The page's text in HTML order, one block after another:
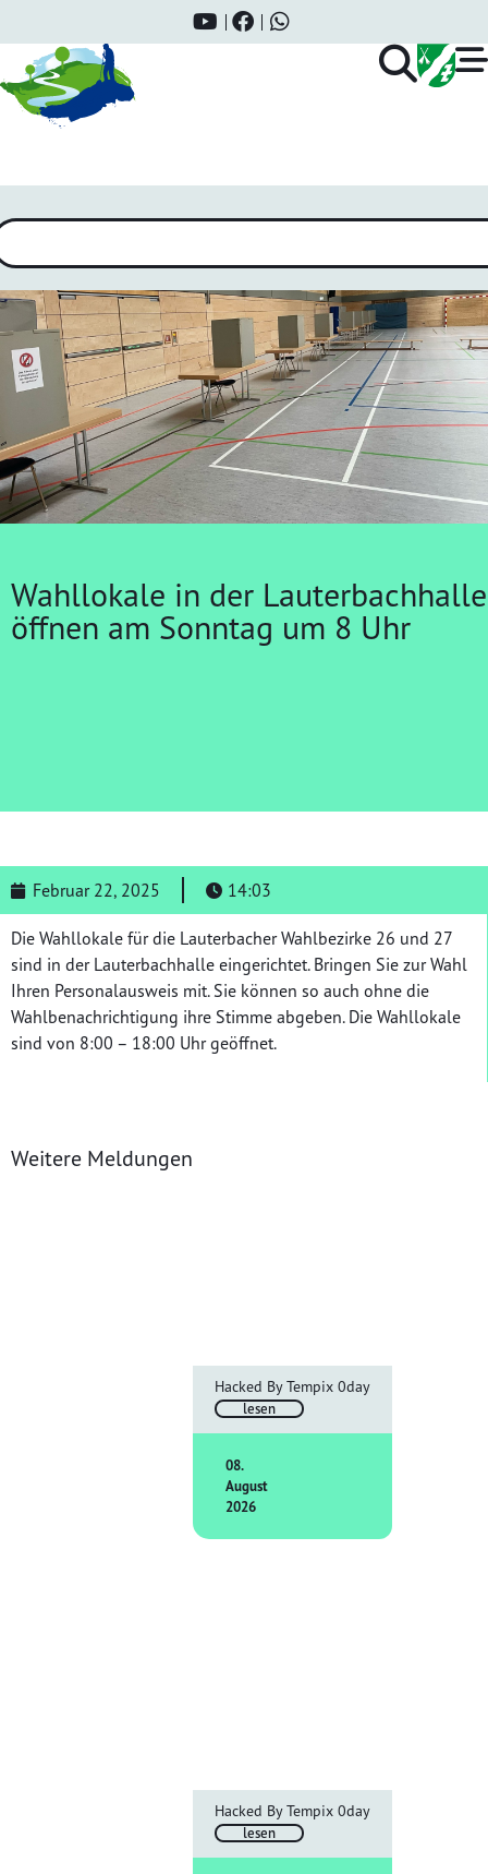
Wahllokale in der Lauterbachhalle
öffnen am Sonntag um 8 Uhr
Februar 22, 2025 14:03
Die Wahllokale für die Lauterbacher Wahlbezirke 26 und 27
sind in der Lauterbachhalle eingerichtet. Bringen Sie zur Wahl
Ihren Personalausweis mit. Sie können so auch ohne die
Wahlbenachrichtigung ihre Stimme abgeben. Die Wahllokale
sind von 8:00 – 18:00 Uhr geöffnet.
Weitere Meldungen
Hacked By Tempix 0day
lesen
08.
August
2026
Hacked By Tempix 0day
lesen